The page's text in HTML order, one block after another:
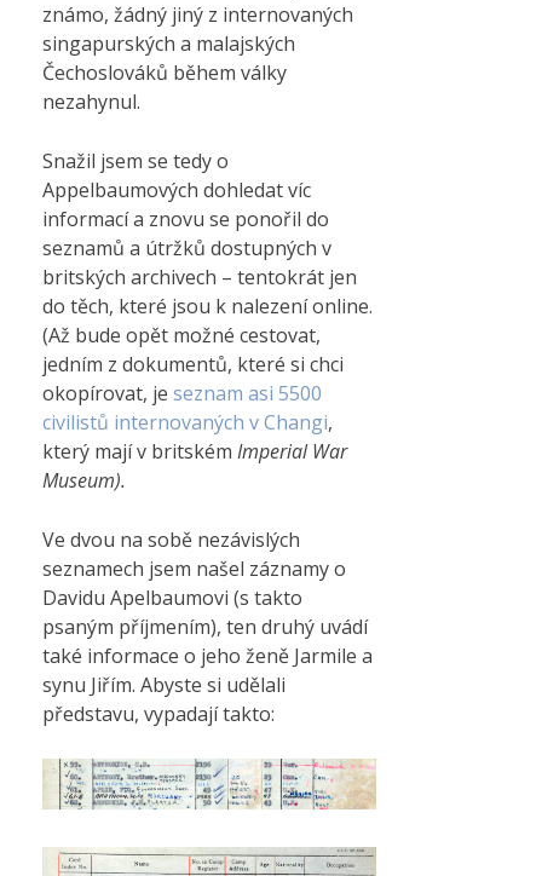
známo, žádný jiný z internovaných
singapurských a malajských
Čechoslováků během války
nezahynul.
Snažil jsem se tedy o
Appelbaumových dohledat víc
informací a znovu se ponořil do
seznamů a útržků dostupných v
britských archivech – tentokrát jen
do těch, které jsou k nalezení online.
(Až bude opět možné cestovat,
jedním z dokumentů, které si chci
okopírovat, je seznam asi 5500
civilistů internovaných v Changi,
který mají v britském Imperial War
Museum).
Ve dvou na sobě nezávislých
seznamech jsem našel záznamy o
Davidu Apelbaumovi (s takto
psaným příjmením), ten druhý uvádí
také informace o jeho ženě Jarmile a
synu Jiřím. Abyste si udělali
představu, vypadají takto: